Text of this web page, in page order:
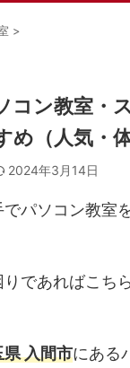
>
コン教室・
め（人気・体
2024年3月14日
パソコン教室
であればこち
県 入間市にある